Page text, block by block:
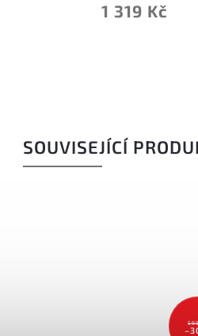
1 319 Kč
SOUVISEJÍCÍ